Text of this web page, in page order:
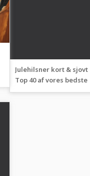
Julehilsner kort & sjovt
Top 40 af vores bedste
juleønsker